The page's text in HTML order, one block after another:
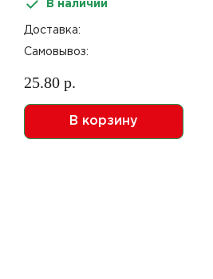
В наличии
Доставка:
Самовывоз:
25.80 р.
В корзину